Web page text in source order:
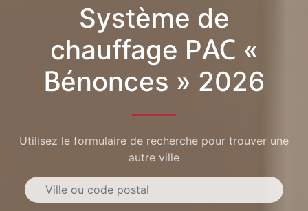
Système de
chauffage PAC «
Bénonces » 2026
Utilisez le formulaire de recherche pour trouver une
autre ville